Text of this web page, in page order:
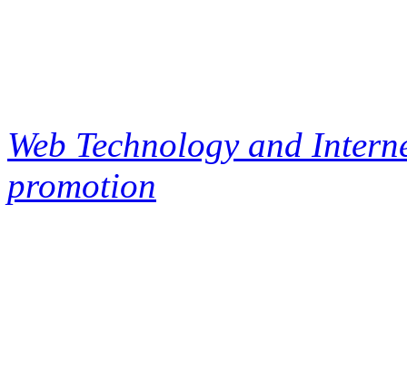
Web Technology and
promotion